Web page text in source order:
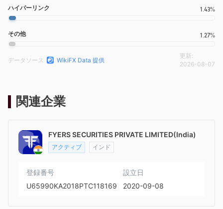
ハイパーリンク 1.43%
その他 1.27%
データソース WikiFX Data 提供
更新:
2026-08-07
関連企業
FYERS SECURITIES PRIVATE LIMITED(India)
アクティブ インド
登録番号
U65990KA2018PTC118169
設立日
2020-09-08